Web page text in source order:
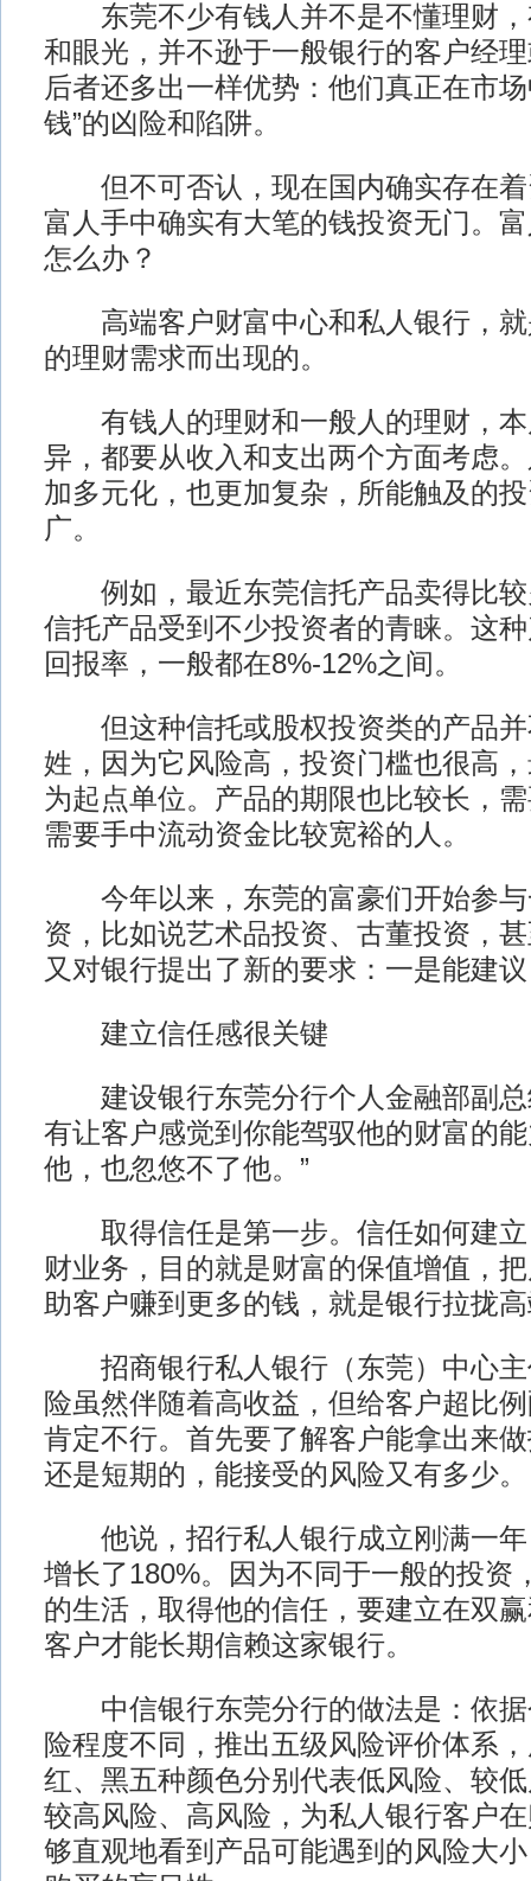
东莞不少有钱人并不是不懂理财，
和眼光，并不逊于一般银行的客户经
后者还多出一样优势：他们真正在市
钱”的凶险和陷阱。
但不可否认，现在国内确实存在着
富人手中确实有大笔的钱投资无门。
怎么办？
高端客户财富中心和私人银行，就
的理财需求而出现的。
有钱人的理财和一般人的理财，本
异，都要从收入和支出两个方面考虑
加多元化，也更加复杂，所能触及的
广。
例如，最近东莞信托产品卖得比较
信托产品受到不少投资者的青睐。这
回报率，一般都在8%-12%之间。
但这种信托或股权投资类的产品并
姓，因为它风险高，投资门槛也很高
为起点单位。产品的期限也比较长，
需要手中流动资金比较宽裕的人。
今年以来，东莞的富豪们开始参与
资，比如说艺术品投资、古董投资，
又对银行提出了新的要求：一是能建
建立信任感很关键
建设银行东莞分行个人金融部副总
有让客户感觉到你能驾驭他的财富的
他，也忽悠不了他。”
取得信任是第一步。信任如何建立
财业务，目的就是财富的保值增值，
助客户赚到更多的钱，就是银行拉拢
招商银行私人银行（东莞）中心主
险虽然伴随着高收益，但给客户超比
肯定不行。首先要了解客户能拿出来
还是短期的，能接受的风险又有多少。
他说，招行私人银行成立刚满一年
增长了180%。因为不同于一般的投资
的生活，取得他的信任，要建立在双
客户才能长期信赖这家银行。
中信银行东莞分行的做法是：依据
险程度不同，推出五级风险评价体系
红、黑五种颜色分别代表低风险、较
较高风险、高风险，为私人银行客户
够直观地看到产品可能遇到的风险大